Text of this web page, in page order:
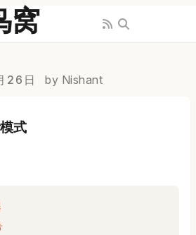
窝
26日 by Nishant
式